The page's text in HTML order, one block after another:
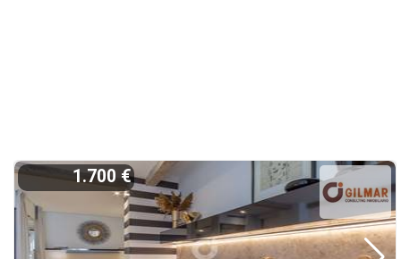
1.700 €